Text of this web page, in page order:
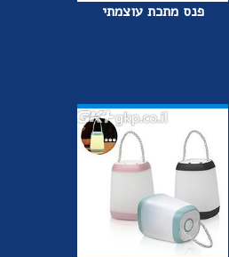
פנס מתכת עוצמתי